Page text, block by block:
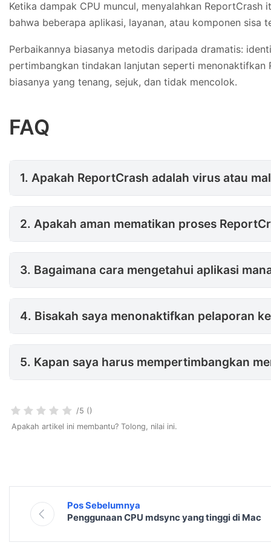
Ketika dampak CPU muncul, menyalahkan
bahwa beberapa aplikasi, layanan, atau komponen
Perbaikannya biasanya metodis daripada dramatis:
pertimbangkan tindakan lanjutan seperti menonaktifkan
biasanya yang tenang, sejuk, dan tidak mencolok.
FAQ
1. Apakah ReportCrash adalah virus atau
2. Apakah aman mematikan
2. Apakah aman mematikan proses
3. Bagaimana cara mengetahui aplikasi mana yang menyebabkan ReportCrash menggunakan CPU tinggi?
3. Bagaimana cara mengetahui aplikasi
4. Bisakah saya
4. Bisakah saya menonaktifkan pelaporan
5. Kapan saya harus mempertimbangkan menginstal ulang macOS untuk memperbaiki masalah ReportCrash?
5. Kapan saya harus mempertimbangkan
/5 ()
Apakah artikel ini membantu? Tolong, nilai ini.
Pos Sebelumnya
Penggunaan CPU mdsync yang tinggi di Mac